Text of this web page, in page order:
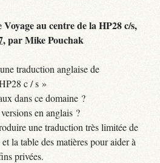
au centre de la HP28 c/s,
,parMike Pouchak
traduction anglaise de
c / s »
dans ce domaine ?
en anglais ?
une traduction très limitée de
la table des matières pour aider à
privées.